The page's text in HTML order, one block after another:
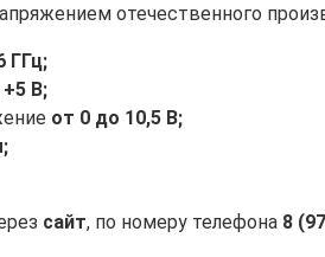
отечественного
ГГц;
+5 В;
от 0 до 10,5 В;
сайт, по номеру телефона 8